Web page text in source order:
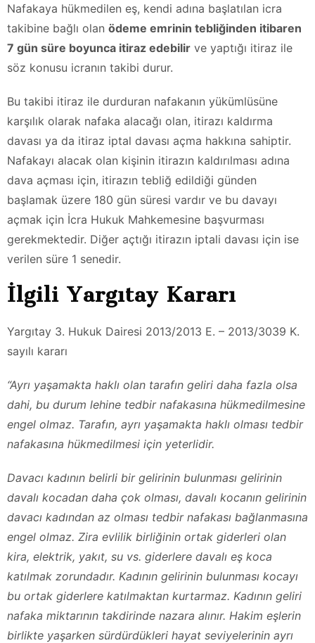
Nafakaya hükmedilen eş, kendi adına başlatılan icra
takibine bağlı olan ödeme emrinin tebliğinden itibaren
7 gün süre boyunca itiraz edebilir ve yaptığı itiraz ile
söz konusu icranın takibi durur.
Bu takibi itiraz ile durduran nafakanın yükümlüsüne
karşılık olarak nafaka alacağı olan, itirazı kaldırma
davası ya da itiraz iptal davası açma hakkına sahiptir.
Nafakayı alacak olan kişinin itirazın kaldırılması adına
dava açması için, itirazın tebliğ edildiği günden
başlamak üzere 180 gün süresi vardır ve bu davayı
açmak için İcra Hukuk Mahkemesine başvurması
gerekmektedir. Diğer açtığı itirazın iptali davası için ise
verilen süre 1 senedir.
İlgili Yargıtay Kararı
Yargıtay 3. Hukuk Dairesi 2013/2013 E. – 2013/3039 K.
sayılı kararı
“Ayrı yaşamakta haklı olan tarafın geliri daha fazla olsa
dahi, bu durum lehine tedbir nafakasına hükmedilmesine
engel olmaz. Tarafın, ayrı yaşamakta haklı olması tedbir
nafakasına hükmedilmesi için yeterlidir.
Davacı kadının belirli bir gelirinin bulunması gelirinin
davalı kocadan daha çok olması, davalı kocanın gelirinin
davacı kadından az olması tedbir nafakası bağlanmasına
engel olmaz. Zira evlilik birliğinin ortak giderleri olan
kira, elektrik, yakıt, su vs. giderlere davalı eş koca
katılmak zorundadır. Kadının gelirinin bulunması kocayı
bu ortak giderlere katılmaktan kurtarmaz. Kadının geliri
nafaka miktarının takdirinde nazara alınır. Hakim eşlerin
birlikte yaşarken sürdürdükleri hayat seviyelerinin ayrı